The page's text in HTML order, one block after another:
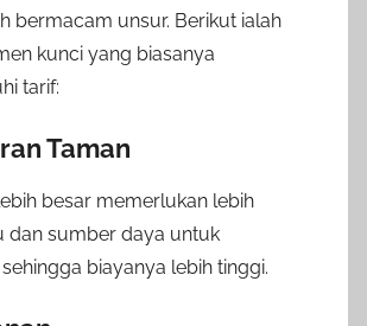
bermacam unsur. Berikut ialah
kunci yang biasanya
tarif:
Taman
besar memerlukan lebih
dan sumber daya untuk
biayanya lebih tinggi.